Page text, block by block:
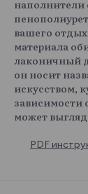
наполнители
вашего
материала
лаконичный
он носит
искусством,
зависимости
может
PDF